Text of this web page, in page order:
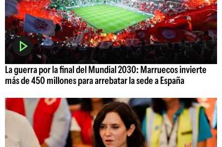
La guerra por la final del Mundial 2030: Marruecos invierte
más de 450 millones para arrebatar la sede a España